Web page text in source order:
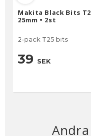
Makita Black Bits
25mm • 2st
2-pack T25 bits
39 SEK